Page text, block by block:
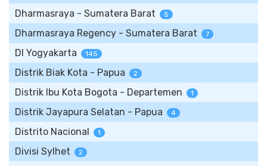
Dharmasraya - Sumatera Barat 5
Dharmasraya Regency - Sumatera Barat 7
DI Yogyakarta 145
Distrik Biak Kota - Papua 2
Distrik Ibu Kota Bogota - Departemen 1
Distrik Jayapura Selatan - Papua 4
Distrito Nacional 1
Divisi Sylhet 2